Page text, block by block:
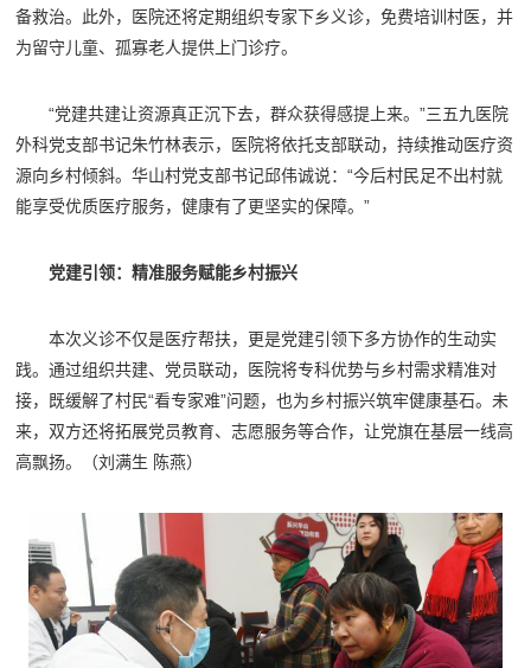
备救治。此外，医院还将定期组织专家下乡义诊，免费培训村医，并
为留守儿童、孤寡老人提供上门诊疗。
“党建共建让资源真正沉下去，群众获得感提上来。”三五九医院
外科党支部书记朱竹林表示，医院将依托支部联动，持续推动医疗资
源向乡村倾斜。华山村党支部书记邱伟诚说：“今后村民足不出村就
能享受优质医疗服务，健康有了更坚实的保障。”
党建引领：精准服务赋能乡村振兴
本次义诊不仅是医疗帮扶，更是党建引领下多方协作的生动实
践。通过组织共建、党员联动，医院将专科优势与乡村需求精准对
接，既缓解了村民“看专家难”问题，也为乡村振兴筑牢健康基石。未
来，双方还将拓展党员教育、志愿服务等合作，让党旗在基层一线高
高飘扬。（刘满生 陈燕）